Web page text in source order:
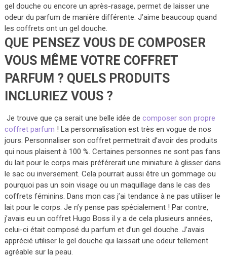
gel douche ou encore un après-rasage, permet de laisser une
odeur du parfum de manière différente. J’aime beaucoup quand
les coffrets ont un gel douche.
QUE PENSEZ VOUS DE COMPOSER
VOUS MÊME VOTRE COFFRET
PARFUM ? QUELS PRODUITS
INCLURIEZ VOUS ?
Je trouve que ça serait une belle idée de composer son propre
coffret parfum ! La personnalisation est très en vogue de nos
jours. Personnaliser son coffret permettrait d’avoir des produits
qui nous plaisent à 100 %. Certaines personnes ne sont pas fans
du lait pour le corps mais préférerait une miniature à glisser dans
le sac ou inversement. Cela pourrait aussi être un gommage ou
pourquoi pas un soin visage ou un maquillage dans le cas des
coffrets féminins. Dans mon cas j’ai tendance à ne pas utiliser le
lait pour le corps. Je n’y pense pas spécialement ! Par contre,
j’avais eu un coffret Hugo Boss il y a de cela plusieurs années,
celui-ci était composé du parfum et d’un gel douche. J’avais
apprécié utiliser le gel douche qui laissait une odeur tellement
agréable sur la peau.